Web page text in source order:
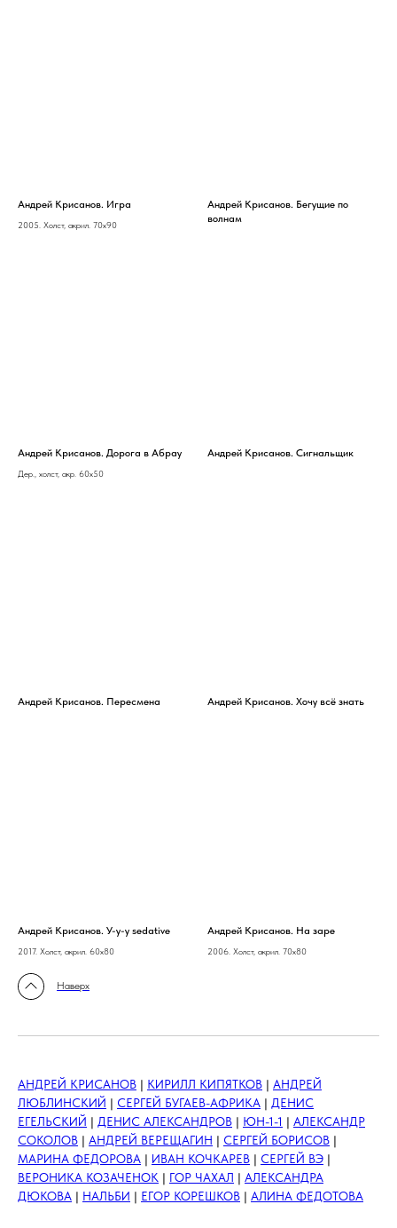
Андрей Крисанов. Игра
2005. Холст, акрил. 70х90
Андрей Крисанов. Бегущие по
волнам
Андрей Крисанов. Дорога в Абрау
Дер., холст, акр. 60х50
Андрей Крисанов. Сигнальщик
Андрей Крисанов. Пересмена Андрей Крисанов. Хочу всё знать
Андрей Крисанов. У-у-у sedative
2017. Холст, акрил. 60х80
Андрей Крисанов. На заре
2006. Холст, акрил. 70х80
Наверх
АНДРЕЙ КРИСАНОВ | КИРИЛЛ КИПЯТКОВ | АНДРЕЙ
ЛЮБЛИНСКИЙ | СЕРГЕЙ БУГАЕВ-АФРИКА | ДЕНИС
ЕГЕЛЬСКИЙ | ДЕНИС АЛЕКСАНДРОВ | ЮН-1-1 | АЛЕКСАНДР
СОКОЛОВ | АНДРЕЙ ВЕРЕЩАГИН | СЕРГЕЙ БОРИСОВ |
МАРИНА ФЕДОРОВА | ​ ИВАН КОЧКАРЕВ | СЕРГЕЙ ВЭ |
ВЕРОНИКА КОЗАЧЕНОК | ГОР ЧАХАЛ | АЛЕКСАНДРА
ДЮКОВА | НАЛЬБИ | ЕГОР КОРЕШКОВ | АЛИНА ФЕДОТОВА